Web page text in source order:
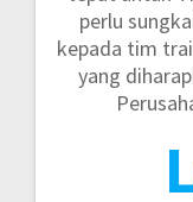
perlu
kepada tim
yang